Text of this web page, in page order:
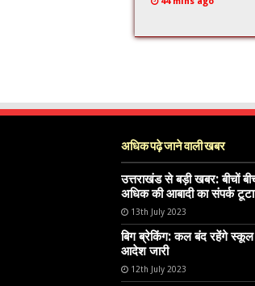
अधिक पढ़े जाने वाली खबर
उत्तराखंड से बड़ी खबर: बीचों
अधिक की आबादी का संपर्क टूटा
13th July 2023
बिग ब्रेकिंग: कल बंद रहेंगे
आदेश जारी
12th July 2023